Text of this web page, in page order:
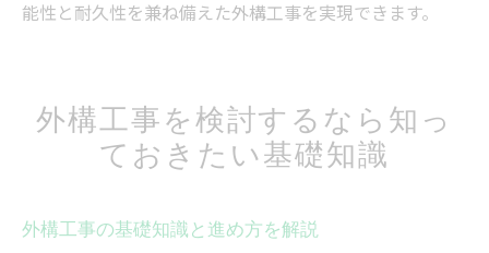
能性と耐久性を兼ね備えた外構工事を実現できます。
外構工事を検討するなら知っ
ておきたい基礎知識
外構工事の基礎知識と進め方を解説